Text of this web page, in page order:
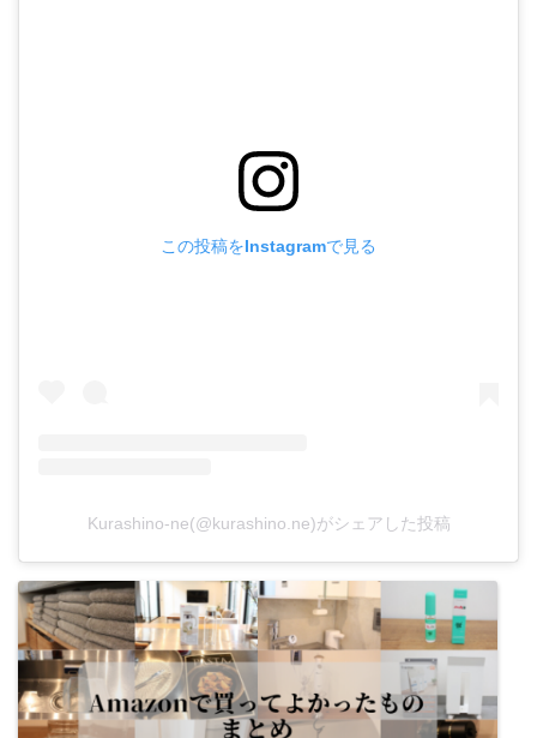
この投稿をInstagramで見る
Kurashino-ne(@kurashino.ne)がシェアした投稿